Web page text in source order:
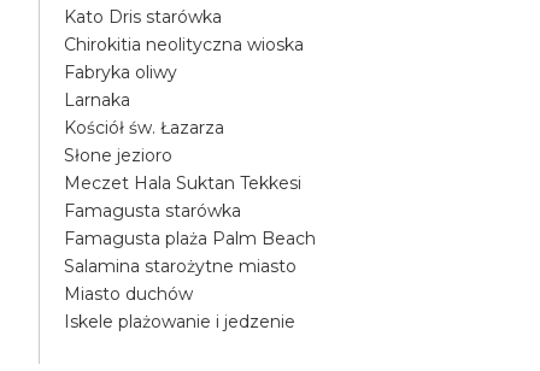
Kato Dris starówka
Chirokitia neolityczna wioska
Fabryka oliwy
Larnaka
Kościół św. Łazarza
Słone jezioro
Meczet Hala Suktan Tekkesi
Famagusta starówka
Famagusta plaża Palm Beach
Salamina starożytne miasto
Miasto duchów
Iskele plażowanie i jedzenie